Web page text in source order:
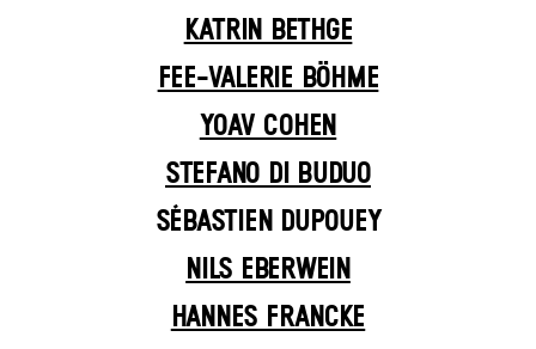
KATRIN BETHGE
FEE-VALERIE BÖHME
YOAV COHEN
STEFANO DI BUDUO
SÉBASTIEN DUPOUEY
NILS EBERWEIN
HANNES FRANCKE